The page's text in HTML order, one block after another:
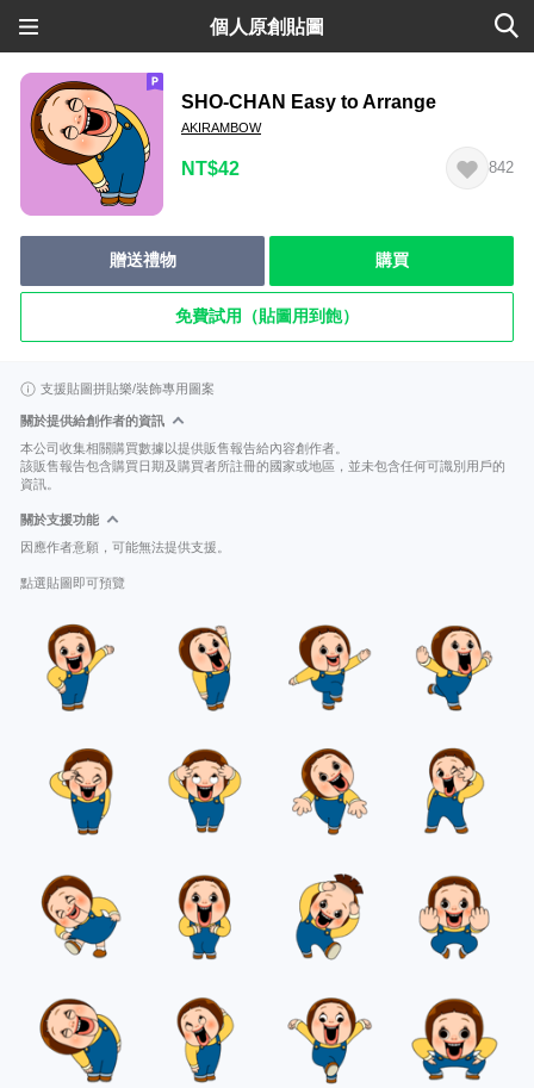
個人原創貼圖
SHO-CHAN Easy to Arrange
AKIRAMBOW
NT$42 842
贈送禮物 購買
免費試用（貼圖用到飽）
支援貼圖拼貼樂/裝飾專用圖案
關於提供給創作者的資訊
本公司收集相關購買數據以提供販售報告給內容創作者。
該販售報告包含購買日期及購買者所註冊的國家或地區，並未包含任何可識別用戶的
資訊。
關於支援功能
因應作者意願，可能無法提供支援。
點選貼圖即可預覽